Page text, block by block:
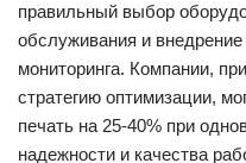
правильный выбор
обслуживания и
мониторинга. Компании,
стратегию оптимизации,
печать на 25-40% при
надежности и качества